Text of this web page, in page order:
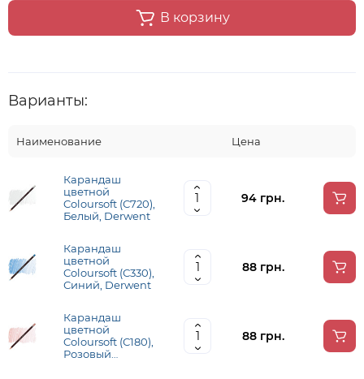
В корзину
Варианты:
Наименование Цена
Карандаш
цветной
Coloursoft (С720),
Белый, Derwent
94 грн.
Карандаш
цветной
Coloursoft (С330),
Синий, Derwent
88 грн.
Карандаш
цветной
Coloursoft (С180),
Розовый
88 грн.